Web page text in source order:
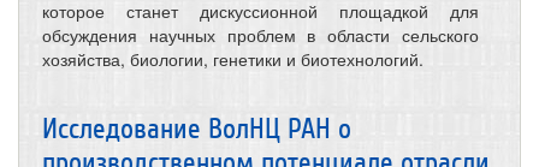
которое станет дискуссионной площадкой для
обсуждения научных проблем в области сельского
хозяйства, биологии, генетики и биотехнологий.
Исследование ВолНЦ РАН о